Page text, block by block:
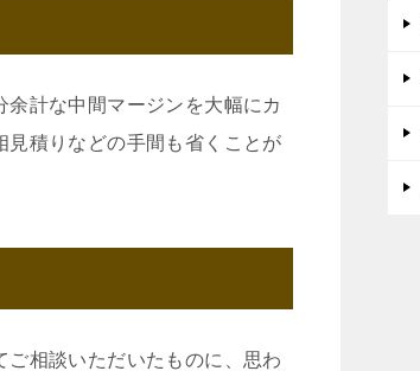
計な中間マージンを大幅にカ
見積りなどの手間も省くことが
相談いただいたものに、思わ